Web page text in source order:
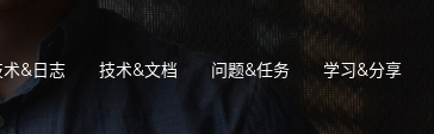
术&日志 技术&文档 问题&任务 学习&分享